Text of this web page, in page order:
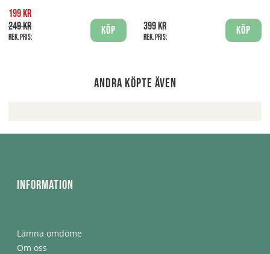
199 kr
249 kr
Rek. pris:
Köp 399 kr
Rek. pris:
Köp
Andra köpte även
Information
Lämna omdöme
Om oss